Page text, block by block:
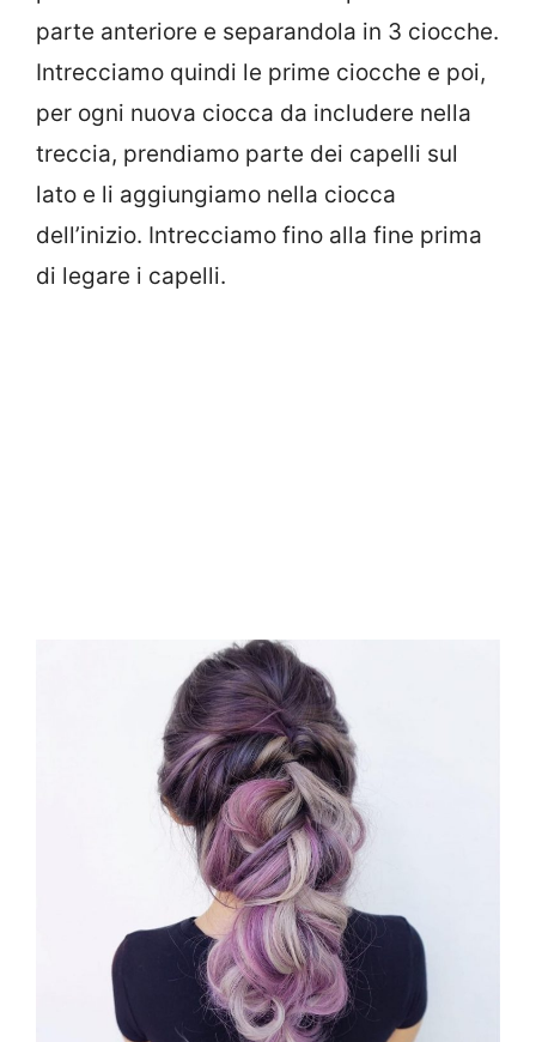
parte anteriore e separandola in 3 ciocche.
Intrecciamo quindi le prime ciocche e poi,
per ogni nuova ciocca da includere nella
treccia, prendiamo parte dei capelli sul
lato e li aggiungiamo nella ciocca
dell’inizio. Intrecciamo fino alla fine prima
di legare i capelli.